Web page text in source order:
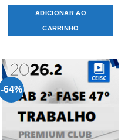
original
era:
R$299,00.
ADICIONAR AO
CARRINHO
-64%